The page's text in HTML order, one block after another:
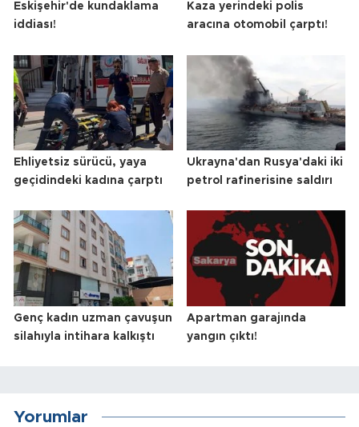
Eskişehir'de kundaklama
iddiası!
Kaza yerindeki polis
aracına otomobil çarptı!
Ehliyetsiz sürücü, yaya
geçidindeki kadına çarptı
Ukrayna'dan Rusya'daki iki
petrol rafinerisine saldırı
Genç kadın uzman çavuşun
silahıyla intihara kalkıştı
Apartman garajında
yangın çıktı!
Yorumlar